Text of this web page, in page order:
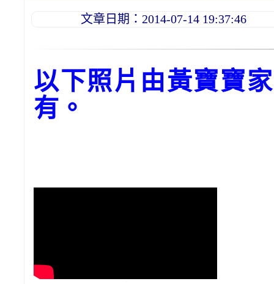
文章日期：2014-07-14 19:37:46
以下照片由黃寶寶
有。